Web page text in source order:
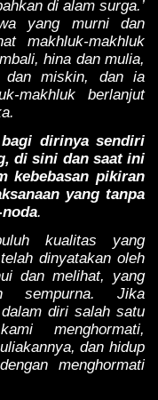
di alam surga.’
yang murni dan
makhluk-makhluk
hina dan mulia,
miskin, dan ia
makhluk berlanjut
bagi dirinya sendiri
di sini dan saat ini
kebebasan pikiran
yang tanpa
.
kualitas yang
dinyatakan oleh
dan melihat, yang
sempurna. Jika
diri salah satu
menghormati,
dan hidup
menghormati